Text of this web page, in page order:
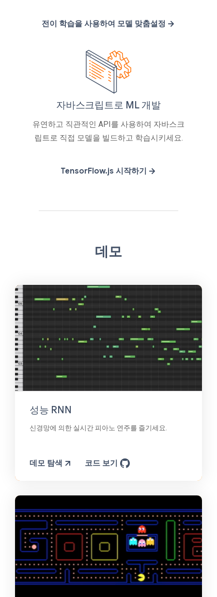
전이 학습을 사용하여 모델 맞춤설정
자바스크립트로 ML 개발
유연하고 직관적인 API를 사용하여 자바스크
립트로 직접 모델을 빌드하고 학습시키세요.
TensorFlow.js 시작하기
데모
성능 RNN
신경망에 의한 실시간 피아노 연주를 즐기세요.
데모 탐색 코드 보기